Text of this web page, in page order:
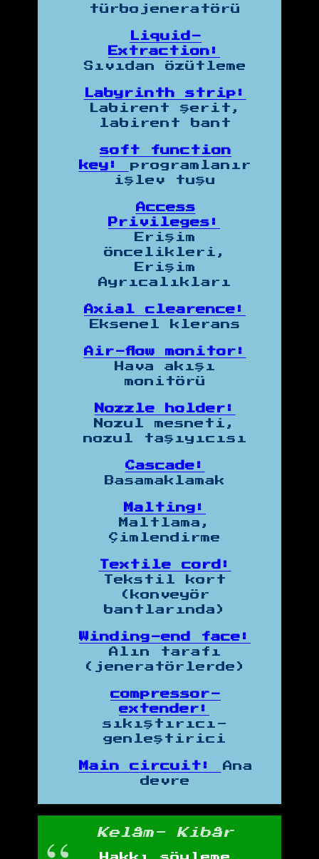
türbojeneratörü
Liquid-
Extraction:
Sıvıdan Özütleme
Labyrinth strip:
Labirent şerit,
labirent bant
soft function
key:
programlanır
işlev tuşu
Access
Privileges:
Erişim
Öncelikleri,
Erişim
Ayrıcalıkları
Axial clearence:
Eksenel klerans
Air-flow monitor:
Hava akışı
monitörü
Nozzle holder:
Nozul mesneti,
nozul taşıyıcısı
Cascade:
Basamaklamak
Malting:
Maltlama,
Çimlendirme
Textile cord:
Tekstil kort
(konveyör
bantlarında)
Winding-end face:
Alın tarafı
(jeneratörlerde)
compressor-
extender:
sıkıştırıcı-
genleştirici
Main circuit:
Ana
devre
Kelâm- Kibâr